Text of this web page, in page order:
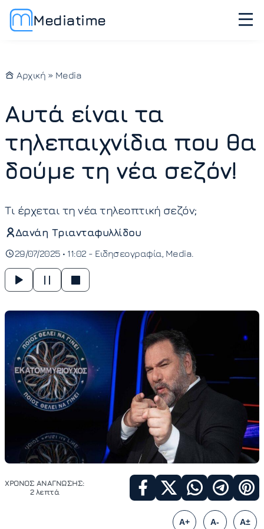
Mediatime
Αρχική » Media
Αυτά είναι τα
τηλεπαιχνίδια που θα
δούμε τη νέα σεζόν!
Τι έρχεται τη νέα τηλεοπτική σεζόν;
Δανάη Τριανταφυλλίδου
29/07/2025 • 11:02 - Ειδησεογραφία Media
ΧΡΟΝΟΣ ΑΝΑΓΝΩΣΗΣ:
2 λεπτά
A+ A- A±